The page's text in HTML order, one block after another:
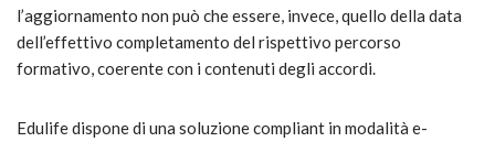
l’aggiornamento non può che essere, invece, quello della data
dell’effettivo completamento del rispettivo percorso
formativo, coerente con i contenuti degli accordi.
Edulife dispone di una soluzione compliant in modalità e-